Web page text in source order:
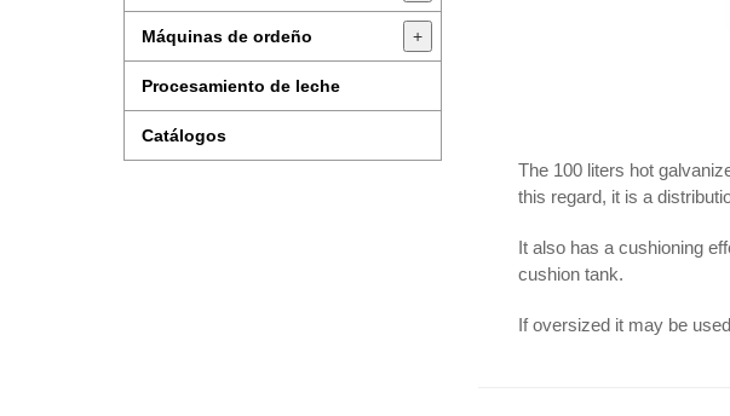
Máquinas de ordeño +
Procesamiento de leche
Catálogos
The 100 liters hot
this regard, it is a
It also has a cushioning
cushion tank.
If oversized it may be